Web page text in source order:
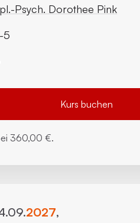
Psych. Dorothee Pink
5
Kurs buchen
360,00 €.
2027,